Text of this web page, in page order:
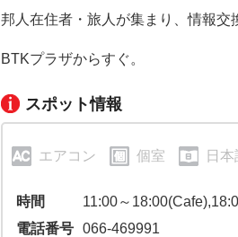
邦人在住者・旅人が集まり、情報交
BTKプラザからすぐ。
スポット情報
エアコン 個室 日
時間
11:00～
電話番号 066-469991